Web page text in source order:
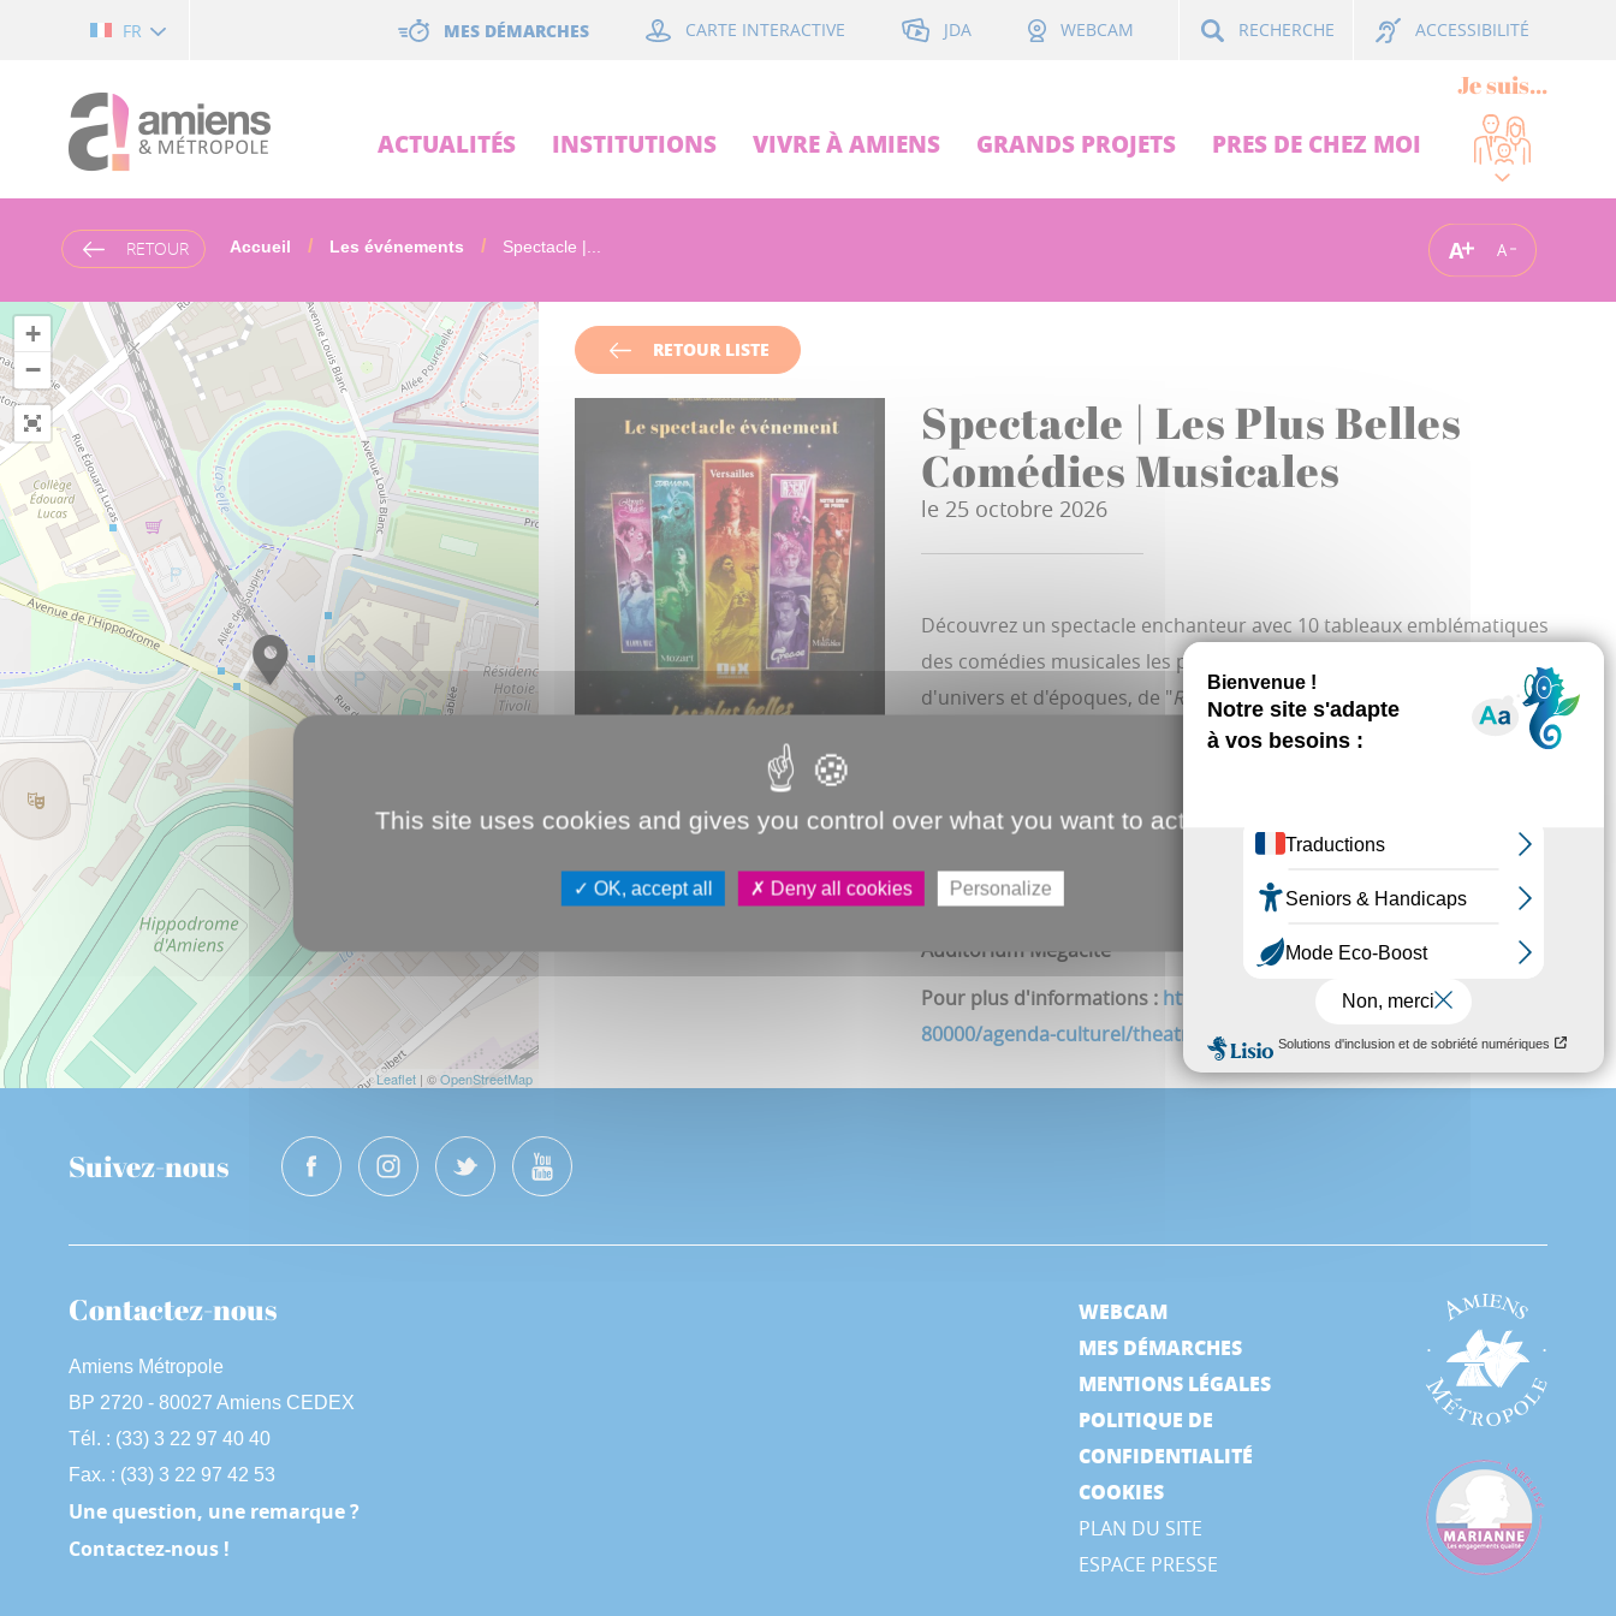
FR MES DÉMARCHES CARTE INTERACTIVE JDA WEBCAM RECHERCHE ACCESSIBILITÉ
ACTUALITÉS INSTITUTIONS VIVRE À AMIENS GRANDS PROJETS PRES DE CHEZ MOI
Je suis...
RETOUR Accueil Les événements Spectacle |... A A
+
−
Leaflet| ©OpenStreetMap
RETOUR LISTE
Spectacle | Les Plus Belles
Comédies Musicales
le 25 octobre 2026
Découvrez un spectacle enchanteur avec 10 tableaux emblématiques
des comédies musicales les plus plébiscitées. Plongez dans une variété
d'univers et d'époques, de "Roméo et Juliette" au " Roi Soleil
", en passant
", " Mozart l'Opéra Rock
Notre-Dame de
"...
DIMANCHE 25 OCTOBRE
Auditorium Mégacité
Pour plus d'informations : https://www.spectable.com/amiens-
80000/agenda-culturel/theatre/plus-belles-comedies-musicales/786972
Suivez-nous
Contactez-nous
Amiens Métropole
BP 2720 - 80027 Amiens CEDEX
Tél. : (33) 3 22 97 40 40
Fax. : (33) 3 22 97 42 53
Une question, une remarque ?
Contactez-nous !
WEBCAM
MES DÉMARCHES
MENTIONS LÉGALES
POLITIQUE DE
CONFIDENTIALITÉ
COOKIES
PLAN DU SITE
ESPACE PRESSE
This site uses cookies and gives you control over what you want to activate
OK, accept all Deny all cookies Personalize